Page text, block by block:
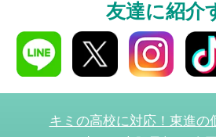
高3
資
ら！
友達に紹介
キミの高校に対応！東進の